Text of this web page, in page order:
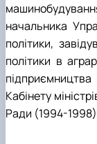
начальника
політики,
політики в
Кабінету
Ради (1994-